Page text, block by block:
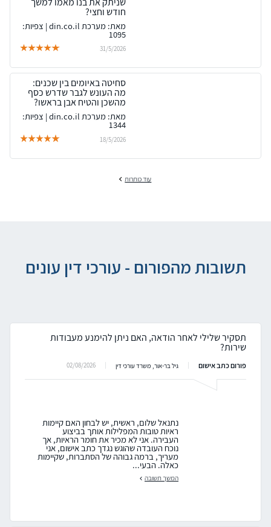
חודש וחצי?
מאת: מערכת din.co.il | צפיות:
1095
31/5/2026
סחיטה באיומים בין שכנים:
מה העונש לגבר שדרש כסף
מהשכן והטיח אבן בראשו?
מאת: מערכת din.co.il | צפיות:
1344
18/5/2026
עוד כותרות
תשובות מהפורום - עורכי דין עונים
תסקיר שלילי לאחר הודאה, האם ניתן להימנע מעבודות
שירות?
פורום כתב אישום גיל בר-אור, משרד עורכי דין 02/08/2026
נתנאל שלום, ראשית, יש לבחון האם קיימות
ראיות טובות המפלילות אותך בביצוע
העבירה. אני לא מכיר את חומר הראיות, אך
נוכח העובדה שהוגש נגדך כתב אישום, אני
מעריך, ברמה גבוהה של הסתברות, שקיימות
כאלה. הבעי...
המשך תשובה